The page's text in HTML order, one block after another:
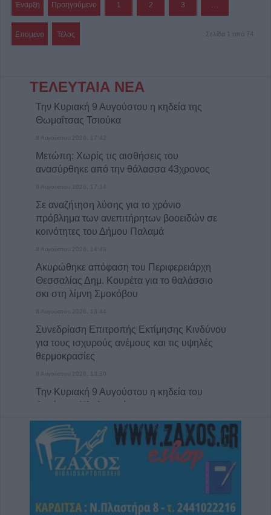
Έναρξη Προηγούμενο 1 2 3 …
Επόμενο Τέλος Σελίδα 1 από 74
ΤΕΛΕΥΤΑΙΑ ΝΕΑ
Την Κυριακή 9 Αυγούστου η κηδεία της
Θωμαΐτσας Τσιούκα
8 Αυγούστου 2026, 17:42
Μετώπη: Χωρίς τις αισθήσεις του
ανασύρθηκε από την θάλασσα 43χρονος
8 Αυγούστου 2026, 17:14
Σε αναζήτηση λύσης για το χρόνιο
πρόβλημα των ανεπιτήρητων βοοειδών σε
κοινότητες του Δήμου Παλαμά
8 Αυγούστου 2026, 14:49
Ακυρώθηκε απόφαση του Περιφερειάρχη
Θεσσαλίας Δημ. Κουρέτα για το θαλάσσιο
σκι στη λίμνη Σμοκόβου
8 Αυγούστου 2026, 13:44
Συνεδρίαση Επιτροπής Εκτίμησης Κινδύνου
για τους ισχυρούς ανέμους και τις υψηλές
θερμοκρασίες
8 Αυγούστου 2026, 13:30
Την Κυριακή 9 Αυγούστου η κηδεία του
Αντώνιου Ηλ. Αντωνίου
8 Αυγούστου 2026, 13:02
Βλάβη στο δίκτυο υδροδότησης του Παλαμά
το μεσημέρι του Σαββάτου (8/8)
8 Αυγούστου 2026, 12:34
προχωρημένη σήψη εντοπίστηκε κοντά